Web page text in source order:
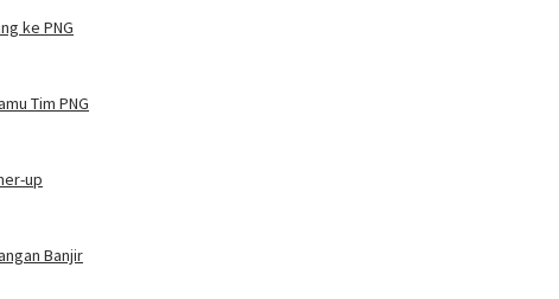
ke PNG
Tim PNG
up
Banjir